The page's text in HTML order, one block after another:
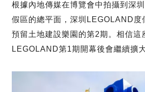
根據內地傳媒在博覽會中拍攝到深
假區的總平面，深圳LEGOLAND度
預留土地建設樂園的第2期。相信這
LEGOLAND第1期開幕後會繼續擴大